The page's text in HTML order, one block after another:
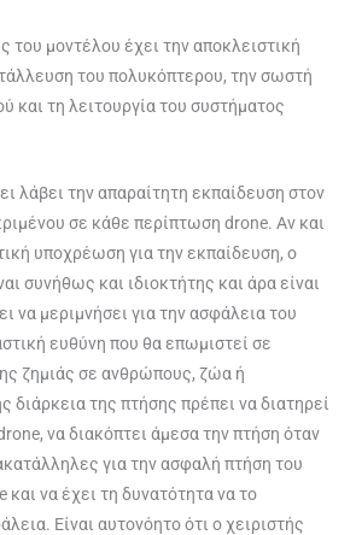
του μοντέλου έχει την αποκλειστική
του πολυκόπτερου, την σωστή
και τη λειτουργία του συστήματος
λάβει την απαραίτητη εκπαίδευση στον
σε κάθε περίπτωση drone. Αν και
υποχρέωση για την εκπαίδευση, ο
συνήθως και ιδιοκτήτης και άρα είναι
να μεριμνήσει για την ασφάλεια του
ευθύνη που θα επωμιστεί σε
ζημιάς σε ανθρώπους, ζώα ή
διάρκεια της πτήσης πρέπει να διατηρεί
να διακόπτει άμεσα την πτήση όταν
για την ασφαλή πτήση του
και να έχει τη δυνατότητα να το
Είναι αυτονόητο ότι ο χειριστής